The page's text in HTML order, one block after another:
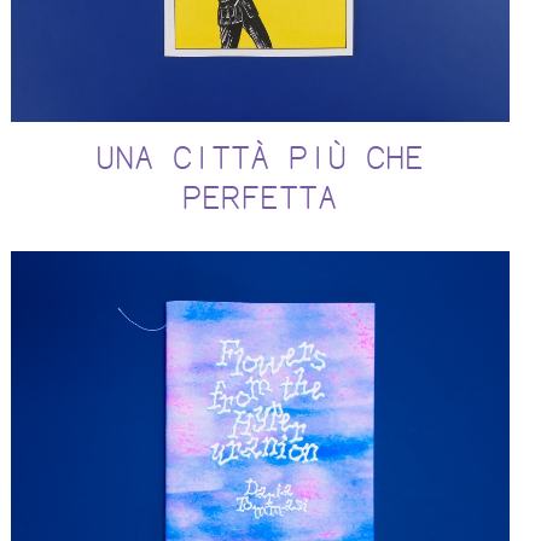
UNA CITTÀ PIÙ CHE
PERFETTA